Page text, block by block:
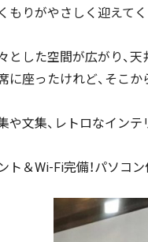
もりがやさしく迎えてく
とした空間が広がり、
に座ったけれど、そこ
や文集、レトロなイン
ト＆Wi-Fi完備！パソコ